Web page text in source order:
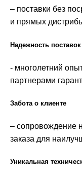
– поставки без
и прямых
Надежность поставок
- многолетний
партнерами
Забота о клиенте
– сопровождение
заказа для
Уникальная